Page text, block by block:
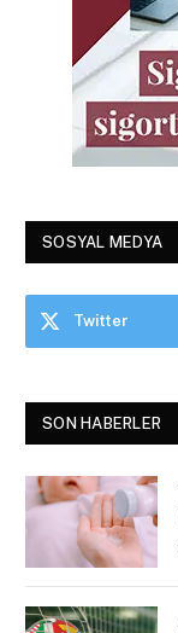
SOSYAL MEDYA
Twitter
SON HABERLER